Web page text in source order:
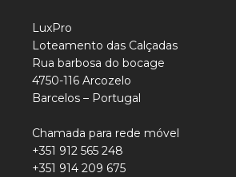
LuxPro
Loteamento das Calçadas
Rua barbosa do bocage
4750-116 Arcozelo
Barcelos – Portugal
Chamada para rede móvel
+351 912 565 248
+351 914 209 675